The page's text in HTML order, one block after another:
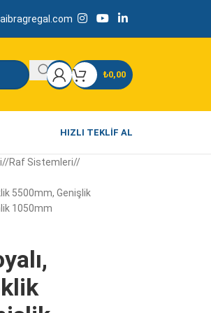
₺0,00
HIZLI TEKLIF AL
/ Raf Sistemleri/
5500mm, Genişlik
1050mm